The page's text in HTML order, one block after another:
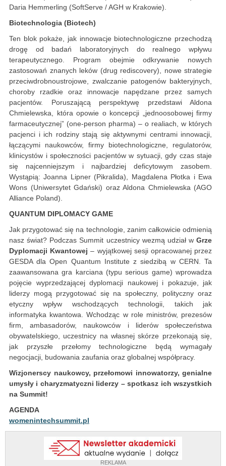
REKLAMA
Daria Hemmerling (SoftServe / AGH w Krakowie).
Biotechnologia (Biotech)
Ten blok pokaże, jak innowacje biotechnologiczne przechodzą
drogę od badań laboratoryjnych do realnego wpływu
terapeutycznego. Program obejmie odkrywanie nowych
zastosowań znanych leków (drug rediscovery), nowe strategie
przeciwdrobnoustrojowe, zwalczanie patogenów bakteryjnych,
choroby rzadkie oraz innowacje napędzane przez samych
pacjentów. Poruszającą perspektywę przedstawi Aldona
Chmielewska, która opowie o koncepcji „jednoosobowej firmy
farmaceutycznej” (one-person pharma) – o realiach, w których
pacjenci i ich rodziny stają się aktywnymi centrami innowacji,
łączącymi naukowców, firmy biotechnologiczne, regulatorów,
klinicystów i społeczności pacjentów w sytuacji, gdy czas staje
się najcenniejszym i najbardziej deficytowym zasobem.
Wystąpią: Joanna Lipner (Pikralida), Magdalena Płotka i Ewa
Wons (Uniwersytet Gdański) oraz Aldona Chmielewska (AGO
Alliance Poland).
QUANTUM DIPLOMACY GAME
Jak przygotować się na technologie, zanim całkowicie odmienią
nasz świat? Podczas Summit uczestnicy wezmą udział w Grze
Dyplomacji Kwantowej – wyjątkowej sesji opracowanej przez
GESDA dla Open Quantum Institute z siedzibą w CERN. Ta
zaawansowana gra karciana (typu serious game) wprowadza
pojęcie wyprzedzającej dyplomacji naukowej i pokazuje, jak
liderzy mogą przygotować się na społeczny, polityczny oraz
etyczny wpływ wschodzących technologii, takich jak
informatyka kwantowa. Wchodząc w role ministrów, prezesów
firm, ambasadorów, naukowców i liderów społeczeństwa
obywatelskiego, uczestnicy na własnej skórze przekonają się,
jak przyszłe przełomy technologiczne będą wymagały
negocjacji, budowania zaufania oraz globalnej współpracy.
Wizjonerscy naukowcy, przełomowi innowatorzy, genialne
umysły i charyzmatyczni liderzy – spotkasz ich wszystkich
na Summit!
AGENDA
womenintechsummit.pl